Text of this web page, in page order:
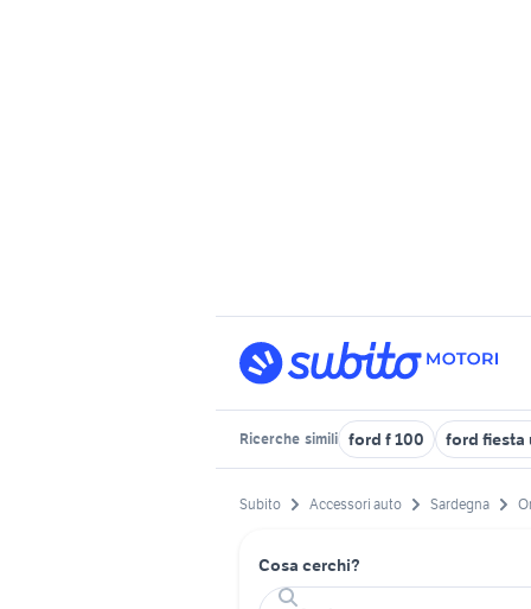
Ricerche simili ford f 100 ford fiesta
Subito Accessori auto Sardegna
Cosa cerchi?